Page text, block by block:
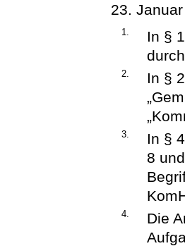
23.
1.
In §
2.
In §
3.
In §
8
4.
Die